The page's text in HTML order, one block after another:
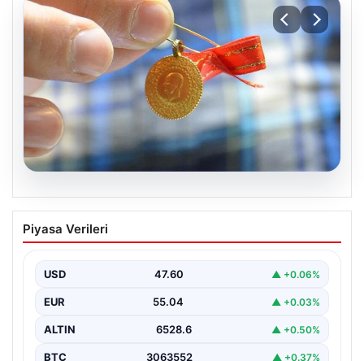
05.08.2026
Altın fiyatları canlı 8 Nisan 2026: Altın
fiyatları ne kadar oldu? Gram, çeyrek,
fiyatları
{ "title": "8 Nisan 2026 Altın Fiyatları Canlı Takip: Gram,
Çeyrek ve Cumhuriyet Altını…
Piyasa Verileri
USD 47.60 ▲ +0.06%
EUR 55.04 ▲ +0.03%
ALTIN 6528.6 ▲ +0.50%
BTC 3063552 ▲ +0.37%